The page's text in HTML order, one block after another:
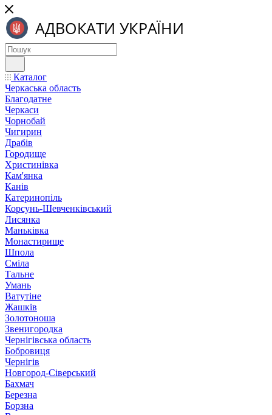
Каталог
Черкаська область
Благодатне
Черкаси
Чорнобай
Чигирин
Драбів
Городище
Христинівка
Кам'янка
Канів
Катеринопіль
Корсунь-Шевченківський
Лисянка
Маньківка
Монастирище
Шпола
Сміла
Тальне
Умань
Ватутіне
Жашків
Золотоноша
Звенигородка
Чернігівська область
Бобровиця
Чернігів
Новгород-Сіверський
Бахмач
Березна
Борзна